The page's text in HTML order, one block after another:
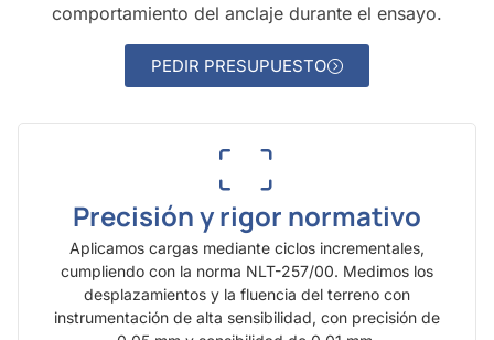
comportamiento del anclaje durante el ensayo.
PEDIR PRESUPUESTO
Precisión y rigor normativo
Aplicamos cargas mediante ciclos incrementales,
cumpliendo con la norma NLT-257/00. Medimos los
desplazamientos y la fluencia del terreno con
instrumentación de alta sensibilidad, con precisión de